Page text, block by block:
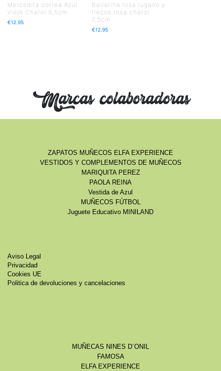
Mercedita correa Azul
Viejo Charol 8,5cm
€12.95
Bailarina rosa lugano y
flecos rosa charol
7,5cm
€12.95
Marcas colaboradoras
ZAPATOS MUÑECOS ELFA EXPERIENCE
VESTIDOS Y COMPLEMENTOS DE MUÑECOS
MARIQUITA PEREZ
PAOLA REINA
Vestida de Azul
MUÑECOS FÚTBOL
Juguete Educativo MINILAND
Aviso Legal
Privacidad
Cookies UE
Politica de devoluciones y cancelaciones
MUÑECAS NINES D´ONIL
FAMOSA
ELFA EXPERIENCE